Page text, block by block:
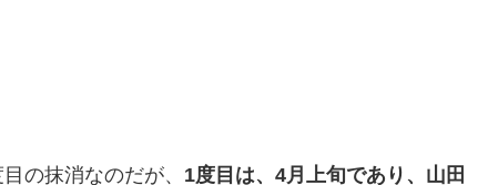
の抹消なのだが、 1度目は、4月上旬であり、山田